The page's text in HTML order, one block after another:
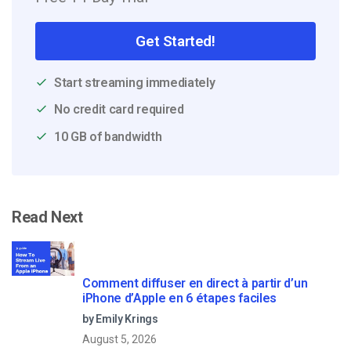
Get Started!
Start streaming immediately
No credit card required
10 GB of bandwidth
Read Next
Comment diffuser en direct à partir d’un
iPhone d’Apple en 6 étapes faciles
by Emily Krings
August 5, 2026